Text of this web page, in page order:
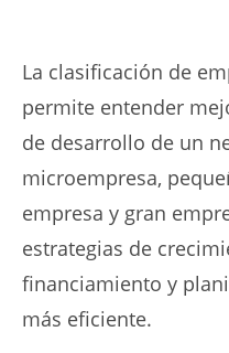
La clasificación de
permite entender
de desarrollo de un
microempresa,
empresa y gran
estrategias de
financiamiento y
más eficiente.